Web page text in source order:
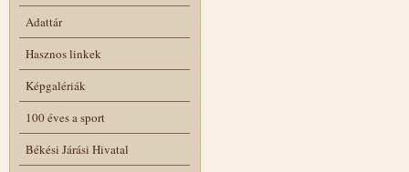
Adattár
Hasznos linkek
Képgalériák
100 éves a sport
Békési Járási Hivatal